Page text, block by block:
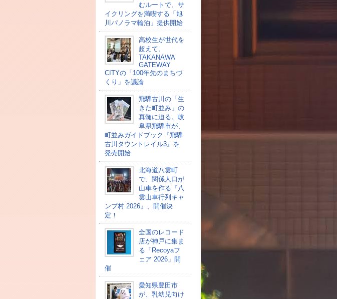
むルートで、サ
イクリングを満喫する「旭
川パノラマ輪泊」提供開始
高校⽣が世代を
超えて、
TAKANAWA
GATEWAY
CITYの「100年先のまちづ
くり」を議論
飛騨古川の「生
きた町並み」の
真髄に迫る。岐
阜県飛騨市が、
町並みガイドブック『飛騨
古川タウントレイル3』を
発売開始
北海道八雲町
で、関係人口が
山車を作る『八
雲山車行列キャ
ンプ村 2026』、開催決
定！
全国のレコード
店が神戸に集ま
る「Recoyaフ
ェア 2026」開
催
愛知県豊田市
が、乳幼児向け